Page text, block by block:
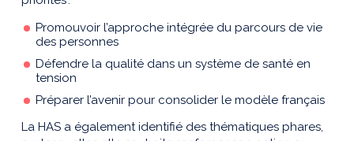
Promouvoir l’approche intégrée du parcours de vie
des personnes
Défendre la qualité dans un système de santé en
tension
Préparer l’avenir pour consolider le modèle français
La HAS a également identifié des thématiques phares,